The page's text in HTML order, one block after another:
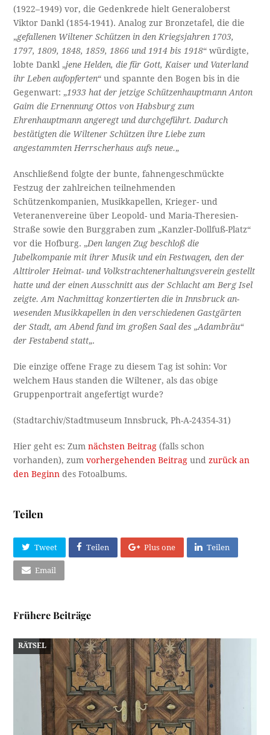
(1922–1949) vor, die Gedenkrede hielt Generaloberst
Viktor Dankl (1854-1941). Analog zur Bronzetafel, die die
„gefallenen Wiltener Schützen in den Kriegsjahren 1703,
1797, 1809, 1848, 1859, 1866 und 1914 bis 1918“ würdigte,
lobte Dankl „jene Helden, die für Gott, Kaiser und Vaterland
ihr Leben aufopferten“ und spannte den Bogen bis in die
Gegenwart: „1933 hat der jetzige Schützenhauptmann Anton
Gaim die Er­nennung Ottos von Habsburg zum
Ehrenhauptmann angeregt und durchgeführt. Dadurch
bestätigten die Wiltener Schützen ihre Liebe zum
angestammten Herrscherhaus aufs neue.„
Anschließend folgte der bunte, fahnengeschmückte
Festzug der zahlreichen teilnehmenden
Schützenkompanien, Musikkapellen, Krie­ger- und
Veteranenvereine über Leopold- und Maria-Theresien-
Straße sowie den Burggraben zum „Kanzler-Dollfuß-Platz“
vor die Hofburg. „Den langen Zug beschloß die
Jubelkompanie mit ihrer Musik und ein Festwagen, den der
Alttiroler Heimat- und Volkstrachtenerhaltungsverein gestellt
hatte und der einen Ausschnitt aus der Schlacht am Berg Isel
zeigte. Am Nachmittag konzertierten die in Innsbruck an­
wesenden Musikkapellen in den verschiedenen Gastgär­ten
der Stadt, am Abend fand im großen Saal des „Adambräu“
der Festabend statt„.
Die einzige offene Frage zu diesem Tag ist sohin: Vor
welchem Haus standen die Wiltener, als das obige
Gruppenportrait angefertigt wurde?
(Stadtarchiv/Stadtmuseum Innsbruck, Ph-A-24354-31)
Hier geht es: Zumnächsten Beitrag (falls schon
vorhanden), zumvorhergehenden Beitrag undzurück an
den Beginn des Fotoalbums.
Teilen
Tweet Teilen Plus one Teilen
Email
Frühere Beiträge
RÄTSEL